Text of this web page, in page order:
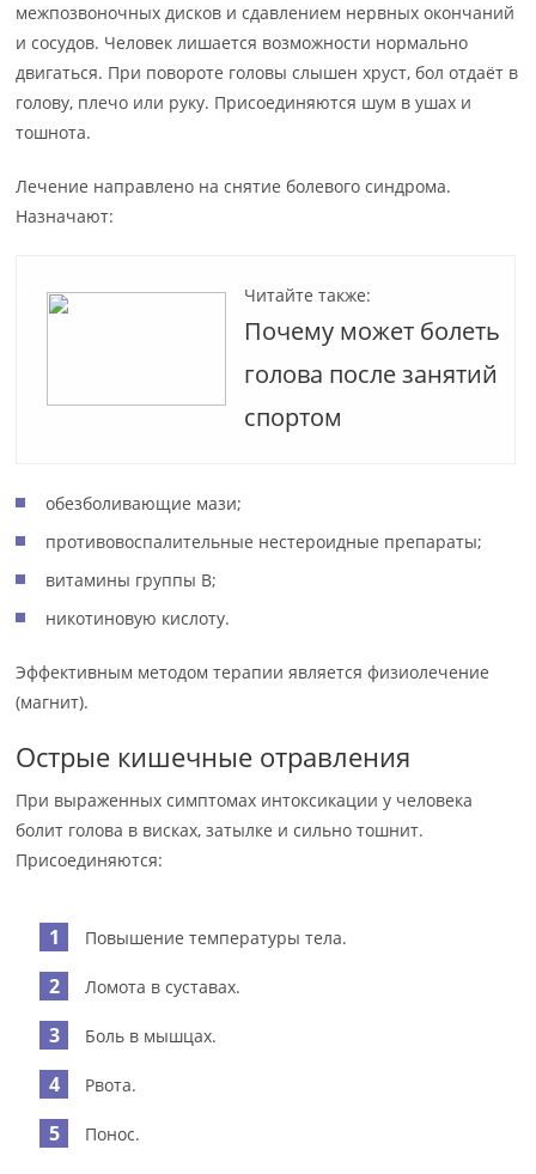
межпозвоночных дисков и сдавлением нервных окончаний
и сосудов. Человек лишается возможности нормально
двигаться. При повороте головы слышен хруст, бол отдаёт в
голову, плечо или руку. Присоединяются шум в ушах и
тошнота.
Лечение направлено на снятие болевого синдрома.
Назначают:
Читайте также:
Почему может болеть
голова после занятий
спортом
обезболивающие мази;
противовоспалительные нестероидные препараты;
витамины группы B;
никотиновую кислоту.
Эффективным методом терапии является физиолечение
(магнит).
Острые кишечные отравления
При выраженных симптомах интоксикации у человека
болит голова в висках, затылке и сильно тошнит.
Присоединяются:
Повышение температуры тела.
Ломота в суставах.
Боль в мышцах.
Рвота.
Понос.